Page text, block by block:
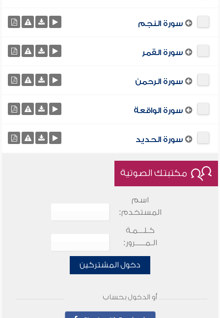
سورة النجم
سورة القمر
سورة الرحمن
سورة الواقعة
سورة الحديد
مكتبتك الصوتية
اسم
المستخدم:
كـلـــمـة
الـمـــــرور:
دخول المشتركين
أو الدخول بحساب